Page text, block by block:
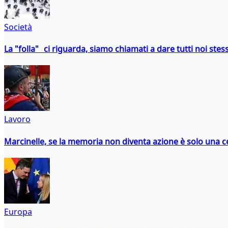
Società
La "folla" ci riguarda, siamo chiamati a dare tutti noi
Lavoro
Marcinelle, se la memoria non diventa azione è solo una
Europa